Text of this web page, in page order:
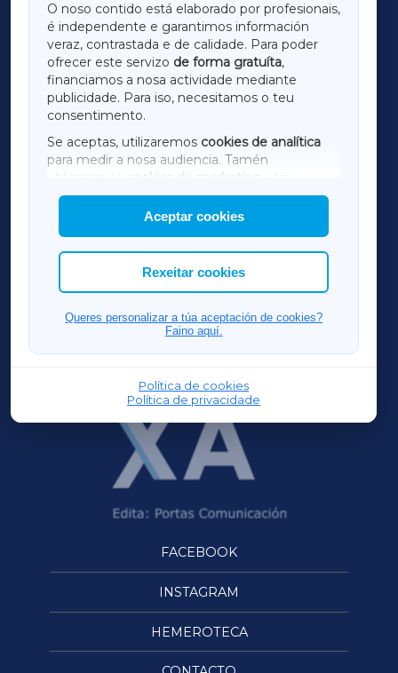
O noso contido está elaborado por profesionais,
é independente e garantimos información
veraz, contrastada e de calidade. Para poder
ofrecer este servizo de forma gratuíta,
financiamos a nosa actividade mediante
publicidade. Para iso, necesitamos o teu
consentimento.
Se aceptas, utilizaremos cookies de analítica
para medir a nosa audiencia. Tamén
utilizaremos
cookies de marketing
mostrar publicidade de terceiros.
Así mesmo, podes personalizar a elección das
cookies que desexas permitir.
Aceptar cookies
Rexeitar cookies
Queres personalizar a túa aceptación de cookies?
Faino aquí.
Política de cookies
Política de privacidade
LUGOXA
TERRACHAXA
AMARIÑAXA
RIBEIRASACRAXA
ACORUÑAXA
FERROLXA
OURENSEXA
FACEBOOK
INSTAGRAM
HEMEROTECA